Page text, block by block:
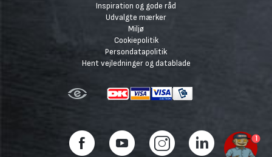
Inspiration og gode råd
Udvalgte mærker
Miljø
Cookiepolitik
Persondatapolitik
Hent vejledninger og datablade
1